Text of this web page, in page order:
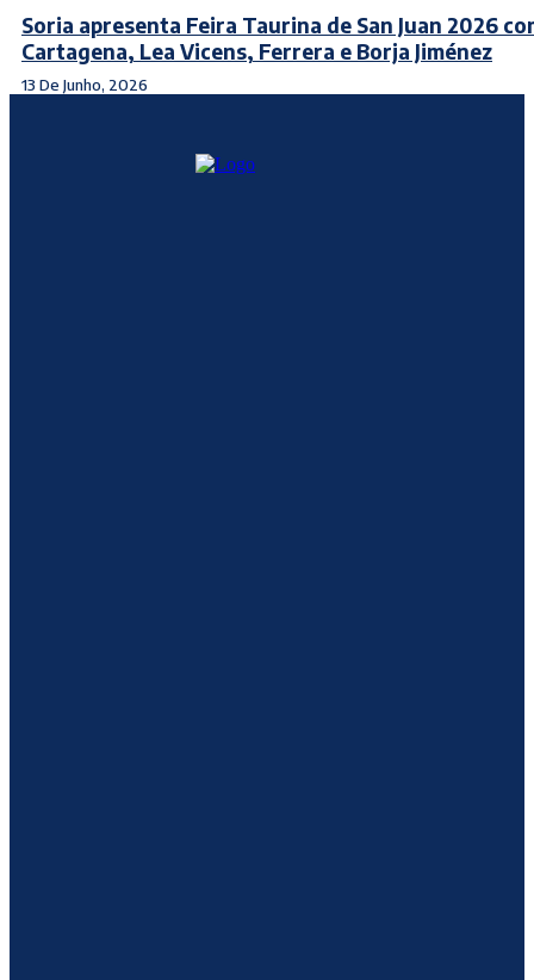
Soria apresenta Feira Taurina de San Juan 2026
Cartagena, Lea Vicens, Ferrera e Borja Jiménez
13 De Junho, 2026